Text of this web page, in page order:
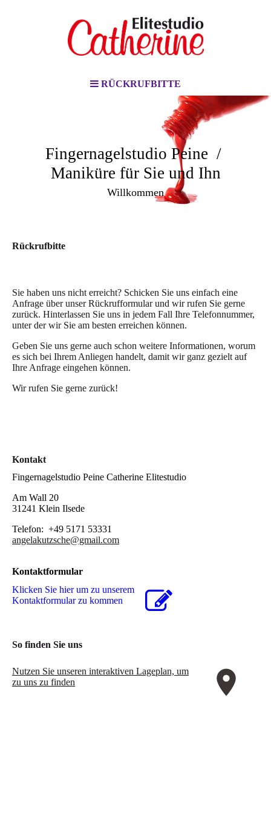
RÜCKRUFBITTE
Fingernagelstudio Peine /
Maniküre für Sie und Ihn
Willkommen
Rückrufbitte
Sie haben uns nicht erreicht? Schicken Sie uns einfach eine
Anfrage über unser Rückrufformular und wir rufen Sie gerne
zurück. Hinterlassen Sie uns in jedem Fall Ihre Telefonnummer,
unter der wir Sie am besten erreichen können.
Geben Sie uns gerne auch schon weitere Informationen, worum
es sich bei Ihrem Anliegen handelt, damit wir ganz gezielt auf
Ihre Anfrage eingehen können.
Wir rufen Sie gerne zurück!
Kontakt
Fingernagelstudio Peine Catherine Elitestudio
Am Wall 20
31241 Klein Ilsede
Telefon: +49 5171 53331
angelakutzsche@gmail.com
Kontaktformular
Klicken Sie hier um zu unserem
Kon­takt­for­mu­lar zu kommen
So finden Sie uns
Nutzen Sie unseren interaktiven La­ge­plan, um
zu uns zu finden